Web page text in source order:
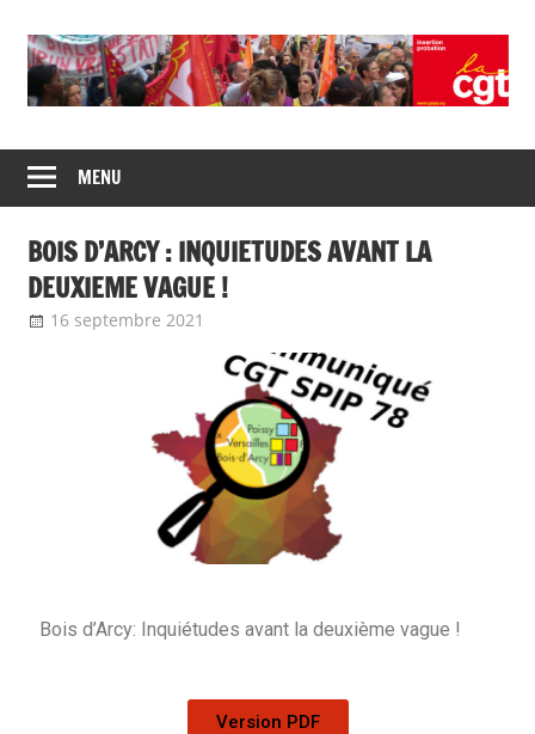
CGT
insertion
probation
de
syndicats
CGT
insertion
probation
MENU
BOIS D’ARCY : INQUIETUDES AVANT LA
DEUXIEME VAGUE !
16 septembre 2021
Bois d’Arcy: Inquiétudes avant la deuxième vague !
Version PDF